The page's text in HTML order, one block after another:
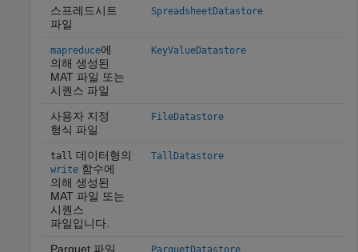
스프레드시트
파일
SpreadsheetDatastore
mapreduce에
의해 생성된
MAT 파일 또는
시퀀스 파일
KeyValueDatastore
사용자 지정
형식 파일
FileDatastore
tall 데이터형의
write함수에
의해 생성된
MAT 파일 또는
시퀀스
파일입니다.
TallDatastore
Parquet 파일 ParquetDatastore